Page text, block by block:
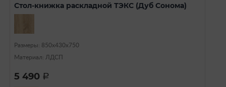
Стол-книжка раскладной ТЭКС (Дуб Сонома)
Размеры: 850х430х750
Материал: ЛДСП
5 490 a